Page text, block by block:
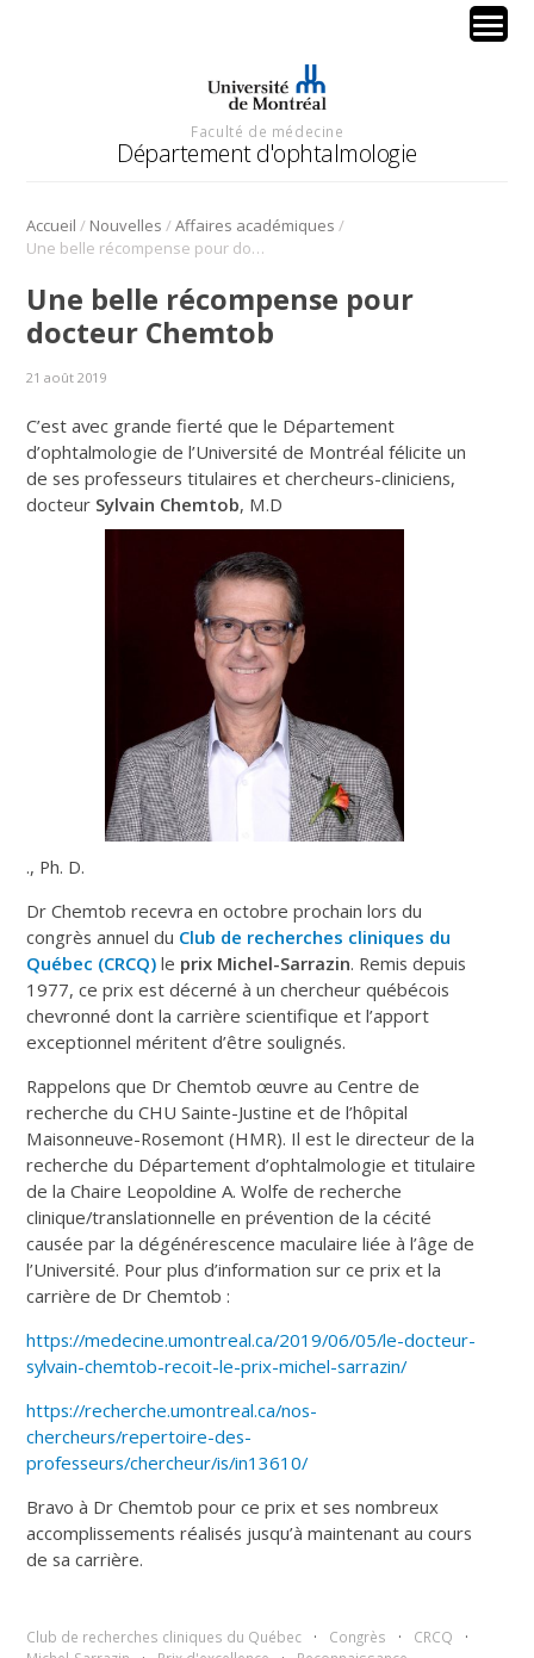
Faculté de médecine
Département d'ophtalmologie
Accueil / Nouvelles /Affaires académiques /
Une belle récompense pour docteur Chemtob
Une belle récompense pour
docteur Chemtob
21 août 2019
C’est avec grande fierté que le Département
d’ophtalmologie de l’Université de Montréal félicite un
de ses professeurs titulaires et chercheurs-cliniciens,
docteur Sylvain Chemtob, M.D
., Ph. D.
Dr Chemtob recevra en octobre prochain lors du
congrès annuel du Club de recherches cliniques du
Québec (CRCQ) le prix Michel-Sarrazin. Remis depuis
1977, ce prix est décerné à un chercheur québécois
chevronné dont la carrière scientifique et l’apport
exceptionnel méritent d’être soulignés.
Rappelons que Dr Chemtob œuvre au Centre de
recherche du CHU Sainte-Justine et de l’hôpital
Maisonneuve-Rosemont (HMR). Il est le directeur de la
recherche du Département d’ophtalmologie et titulaire
de la Chaire Leopoldine A. Wolfe de recherche
clinique/translationnelle en prévention de la cécité
causée par la dégénérescence maculaire liée à l’âge de
l’Université. Pour plus d’information sur ce prix et la
carrière de Dr Chemtob :
https://medecine.umontreal.ca/2019/06/05/le-docteur-
sylvain-chemtob-recoit-le-prix-michel-sarrazin/
https://recherche.umontreal.ca/nos-
chercheurs/repertoire-des-
professeurs/chercheur/is/in13610/
Bravo à Dr Chemtob pour ce prix et ses nombreux
accomplissements réalisés jusqu’à maintenant au cours
de sa carrière.
Club de recherches cliniques du Québec Congrès
CRCQ